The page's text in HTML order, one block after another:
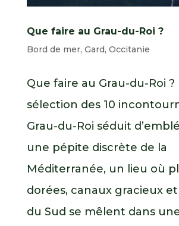
Que faire au Grau-du-Roi ?
Bord de mer, Gard, Occitanie
Que faire au Grau-du-Roi
sélection des 10
Grau-du-Roi séduit
une pépite discrète de la
Méditerranée, un lieu où
dorées, canaux gracieux
du Sud se mêlent dans